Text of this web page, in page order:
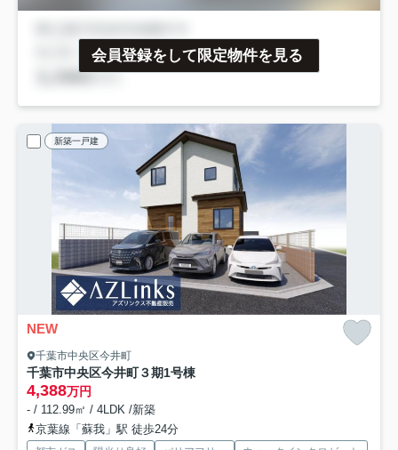
会員登録をして限定物件を見る
新築一戸建
NEW
千葉市中央区今井町
千葉市中央区今井町３期1号棟
4,388万円
- / 112.99㎡ / 4LDK /新築
京葉線「蘇我」駅 徒歩24分